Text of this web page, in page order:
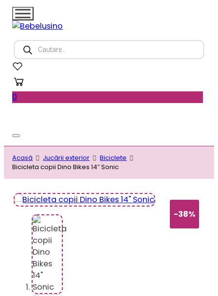
Products
search
0
Acasă Jucării exterior
Biciclete
Bicicleta copii Dino Bikes 14″ Sonic
-38%
-38%